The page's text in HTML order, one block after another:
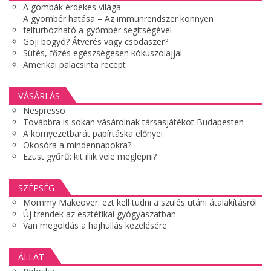
A gombák érdekes világa
A gyömbér hatása – Az immunrendszer könnyen
felturbózható a gyömbér segítségével
Goji bogyó? Átverés vagy csodaszer?
Sütés, főzés egészségesen kókuszolajjal
Amerikai palacsinta recept
VÁSÁRLÁS
Nespresso
Továbbra is sokan vásárolnak társasjátékot Budapesten
A környezetbarát papírtáska előnyei
Okosóra a mindennapokra?
Ezüst gyűrű: kit illik vele meglepni?
SZÉPSÉG
Mommy Makeover: ezt kell tudni a szülés utáni átalakításról
Új trendek az esztétikai gyógyászatban
Van megoldás a hajhullás kezelésére
ÁLLAT